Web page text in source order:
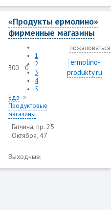
«Продукты ермолино»
фирменные магазины
300 0
1
2
3
4
5
Еда ->
Продуктовые
магазины
Гатчина, пр. 25
Октября, 47
Выходные:
пожаловаться
ermolino-
produkty.ru